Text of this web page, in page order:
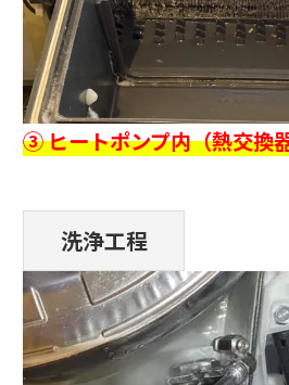
③ ヒートポンプ内（熱交換
洗浄工程